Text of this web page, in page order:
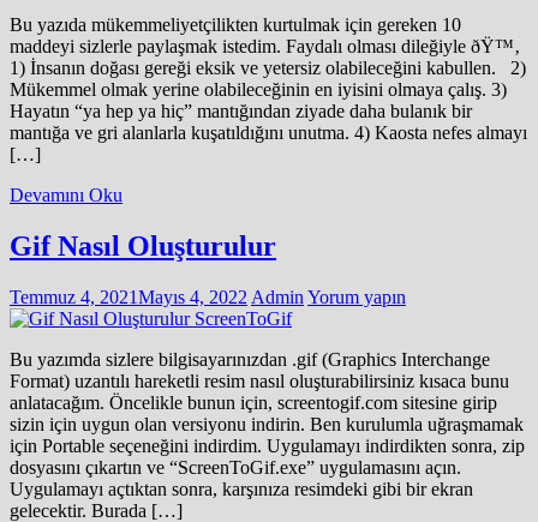
Bu yazıda mükemmeliyetçilikten kurtulmak için gereken 10
maddeyi sizlerle paylaşmak istedim. Faydalı olması dileğiyle ðŸ™‚
1) İnsanın doğası gereği eksik ve yetersiz olabileceğini kabullen. 2)
Mükemmel olmak yerine olabileceğinin en iyisini olmaya çalış. 3)
Hayatın “ya hep ya hiç” mantığından ziyade daha bulanık bir
mantığa ve gri alanlarla kuşatıldığını unutma. 4) Kaosta nefes almayı
[…]
Devamını Oku
Gif Nasıl Oluşturulur
Temmuz 4, 2021Mayıs 4, 2022 Admin Yorum yapın
Bu yazımda sizlere bilgisayarınızdan .gif (Graphics Interchange
Format) uzantılı hareketli resim nasıl oluşturabilirsiniz kısaca bunu
anlatacağım. Öncelikle bunun için, screentogif.com sitesine girip
sizin için uygun olan versiyonu indirin. Ben kurulumla uğraşmamak
için Portable seçeneğini indirdim. Uygulamayı indirdikten sonra, zip
dosyasını çıkartın ve “ScreenToGif.exe” uygulamasını açın.
Uygulamayı açtıktan sonra, karşınıza resimdeki gibi bir ekran
gelecektir. Burada […]